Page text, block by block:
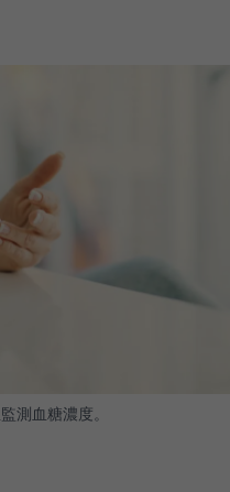
測血糖濃度。